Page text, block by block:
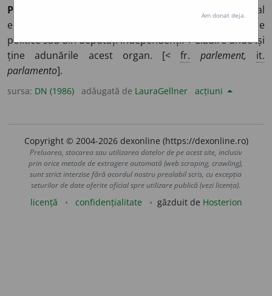
PARLAM
Organ legislativ, total sau parțial
eligibil, alcătuit din reprezentanți ai diferitelor partide
politice sau din deputați independenți. ♦ Clădire unde își
ține adunările acest organ. [<fr. parlement,
it.
parlamento].
sursa: DN (1986) adăugată de LauraGellner acțiuni
Copyright © 2004-2026 dexonline (https://dexonline.ro)
Preluarea, stocarea sau utilizarea datelor de pe acest site, inclusiv
prin orice metode de extragere automată (web scraping, crawling),
sunt strict interzise fără acordul nostru prealabil scris, cu excepția
seturilor de date oferite oficial spre utilizare publică (vezi licența).
licență confidențialitate găzduit de Hosterion
Am donat deja.